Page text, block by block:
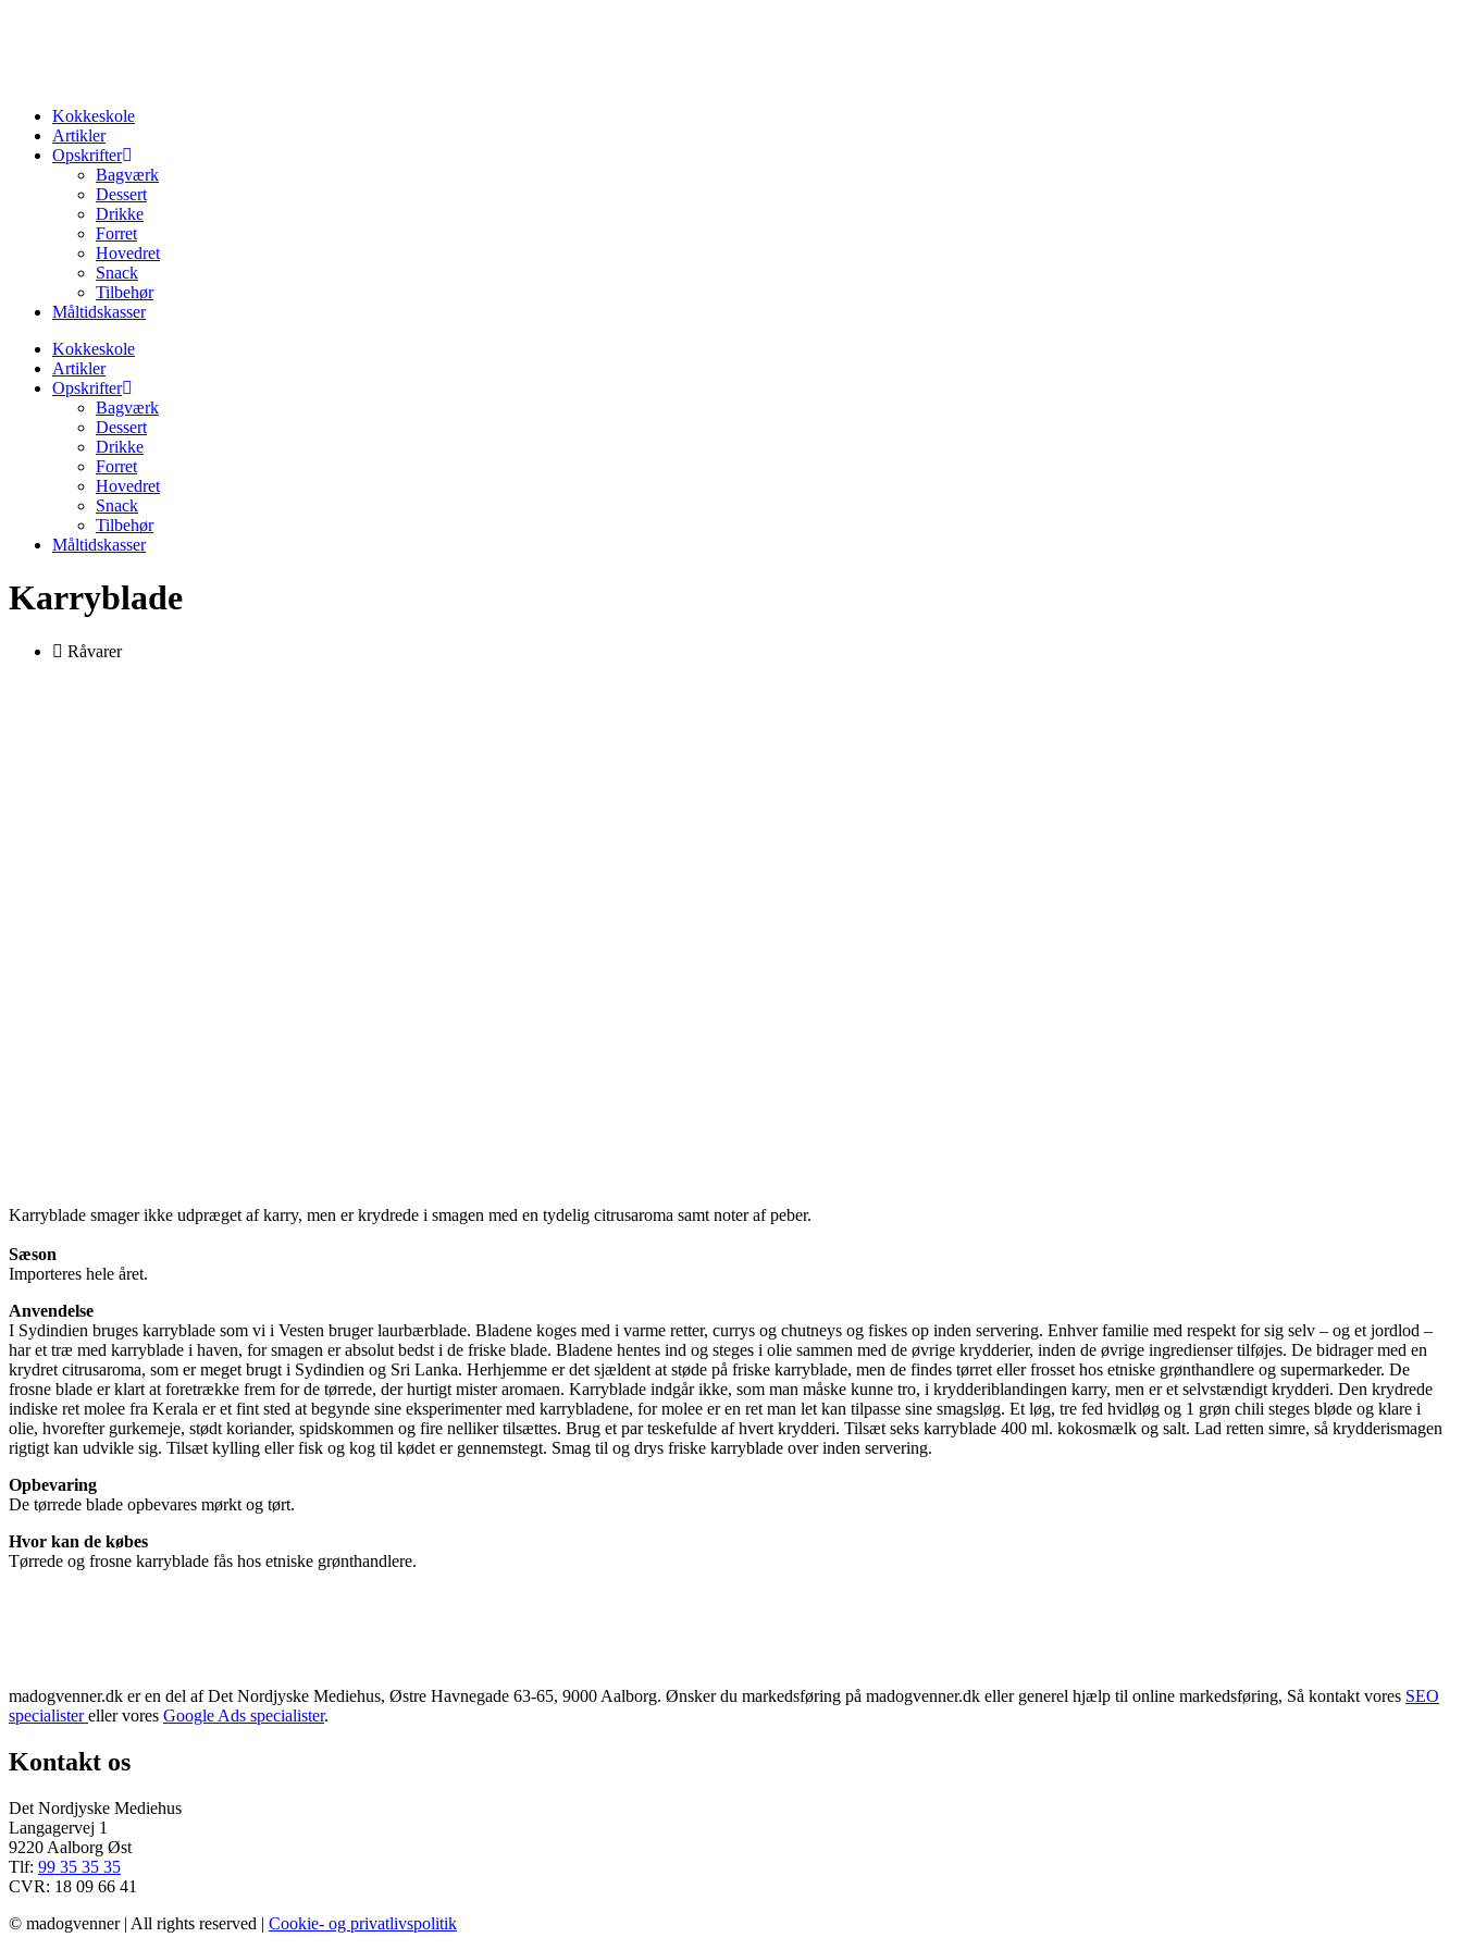
Kokkeskole
Artikler
Opskrifter
Bagværk
Dessert
Drikke
Forret
Hovedret
Snack
Tilbehør
Måltidskasser
Kokkeskole
Artikler
Opskrifter
Bagværk
Dessert
Drikke
Forret
Hovedret
Snack
Tilbehør
Måltidskasser
Karryblade
Råvarer
Karryblade smager ikke udpræget af karry, men er krydrede i smagen med en tydelig citrusaroma samt noter af peber.
Sæson
Importeres hele året.
Anvendelse
I Sydindien bruges karryblade som vi i Vesten bruger laurbærblade. Bladene koges med i varme retter, currys og chutneys og fiskes op inden servering. Enhver familie med respekt for sig selv – og et jordlod –
har et træ med karryblade i haven, for smagen er absolut bedst i de friske blade. Bladene hentes ind og steges i olie sammen med de øvrige krydderier, inden de øvrige ingredienser tilføjes. De bidrager med en
krydret citrusaroma, som er meget brugt i Sydindien og Sri Lanka. Herhjemme er det sjældent at støde på friske karryblade, men de findes tørret eller frosset hos etniske grønthandlere og supermarkeder. De
frosne blade er klart at foretrække frem for de tørrede, der hurtigt mister aromaen. Karryblade indgår ikke, som man måske kunne tro, i krydderiblandingen karry, men er et selvstændigt krydderi. Den krydrede
indiske ret molee fra Kerala er et fint sted at begynde sine eksperimenter med karrybladene, for molee er en ret man let kan tilpasse sine smagsløg. Et løg, tre fed hvidløg og 1 grøn chili steges bløde og klare i
olie, hvorefter gurkemeje, stødt koriander, spidskommen og fire nelliker tilsættes. Brug et par teskefulde af hvert krydderi. Tilsæt seks karryblade 400 ml. kokosmælk og salt. Lad retten simre, så krydderismagen
rigtigt kan udvikle sig. Tilsæt kylling eller fisk og kog til kødet er gennemstegt. Smag til og drys friske karryblade over inden servering.
Opbevaring
De tørrede blade opbevares mørkt og tørt.
Hvor kan de købes
Tørrede og frosne karryblade fås hos etniske grønthandlere.
madogvenner.dk er en del af Det Nordjyske Mediehus, Østre Havnegade 63-65, 9000 Aalborg. Ønsker du markedsføring på madogvenner.dk eller generel hjælp til online markedsføring, Så kontakt vores SEO
specialistereller vores Google Ads specialister.
Kontakt os
Det Nordjyske Mediehus
Langagervej 1
9220 Aalborg Øst
Tlf: 99 35 35 35
CVR: 18 09 66 41
© madogvenner | All rights reserved | Cookie- og privatlivspolitik